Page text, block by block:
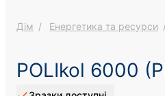
Дім Енергетика та ресурси
POLIkol 6000